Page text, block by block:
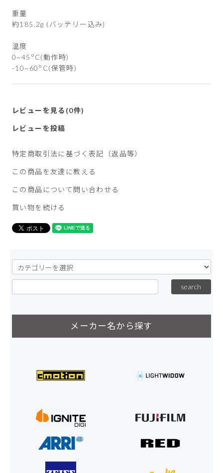
重量
約185.2g (バッテリー込み)
温度
0~45°C(動作時)
-10~60°C(保管時)
レビューを見る(0件)
レビューを投稿
特定商取引法に基づく表記（返品等）
この商品を友達に教える
この商品について問い合わせる
買い物を続ける
メーカー名から探す